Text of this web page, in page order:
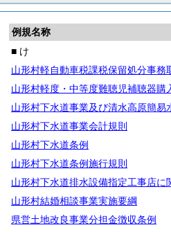
例規名称
■ け
山形村軽自動車税課税保留処分事務
山形村軽度・中等度難聴児補聴器購
山形村下水道事業及び清水高原簡易
山形村下水道事業会計規則
山形村下水道条例
山形村下水道条例施行規則
山形村下水道排水設備指定工事店に
山形村結婚相談事業実施要綱
県営土地改良事業分担金徴収条例